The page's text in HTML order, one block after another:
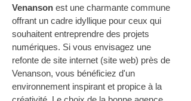
Venanson est une charmante commune
offrant un cadre idyllique pour ceux qui
souhaitent entreprendre des projets
numériques. Si vous envisagez une
refonte de site internet (site web) près de
Venanson, vous bénéficiez d'un
environnement inspirant et propice à la